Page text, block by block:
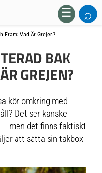
☰ ⌕
Fram: Vad Är Grejen?
BAK
GREJEN?
kör omkring med
Det ser kanske
men det finns faktiskt
att sätta sin takbox